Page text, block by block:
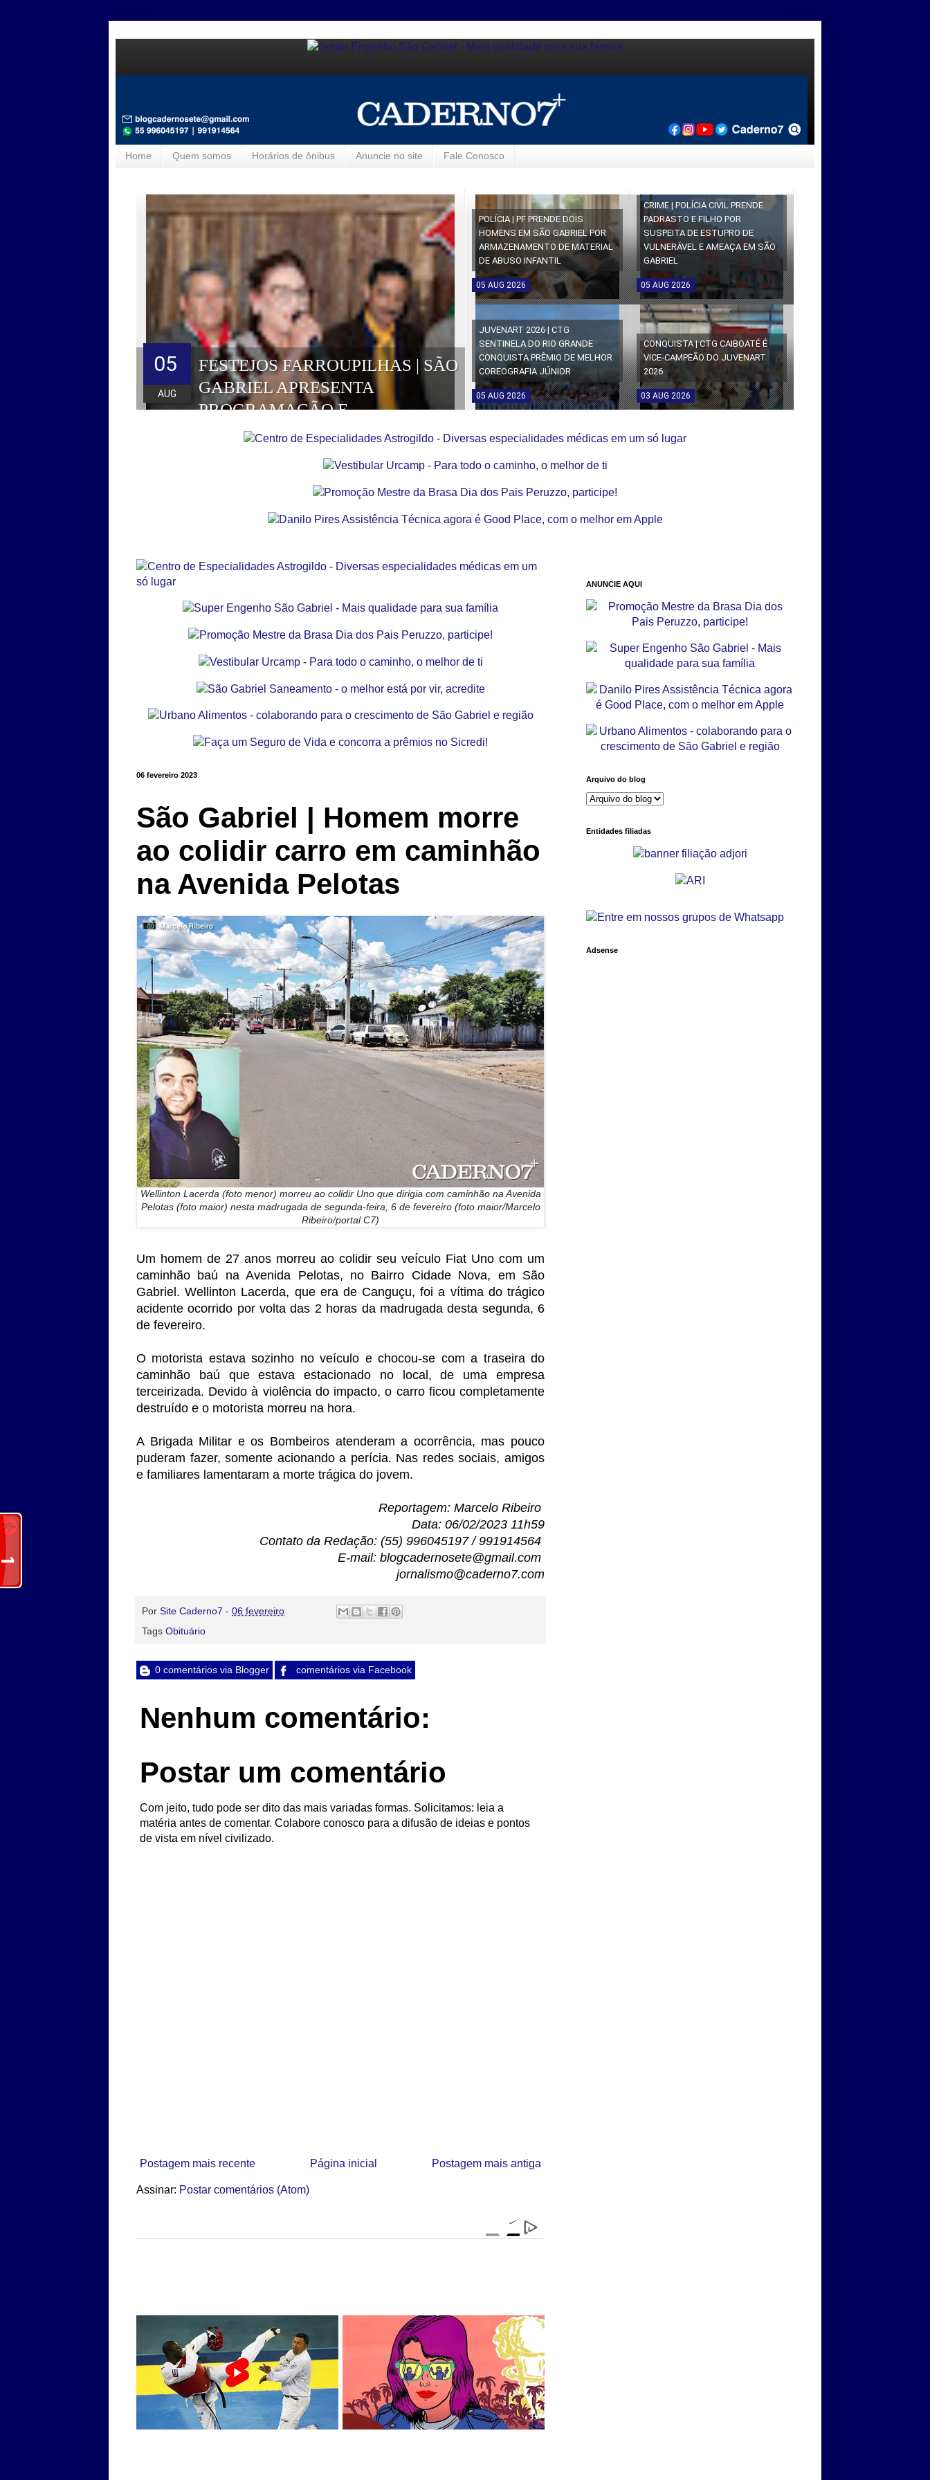
Home Quem somos Horários de ônibus Anuncie no site Fale Conosco
FESTEJOS FARROUPILHAS | SÃO
GABRIEL APRESENTA
PROGRAMAÇÃO E
HOMENAGEADOS DA EDIÇÃO
05
AUG
POLÍCIA | PF PRENDE DOIS
HOMENS EM SÃO GABRIEL POR
ARMAZENAMENTO DE MATERIAL
DE ABUSO INFANTIL
05 AUG 2026
CRIME | POLÍCIA CIVIL PRENDE
PADRASTO E FILHO POR
SUSPEITA DE ESTUPRO DE
VULNERÁVEL E AMEAÇA EM SÃO
GABRIEL
05 AUG 2026
JUVENART 2026 | CTG
SENTINELA DO RIO GRANDE
CONQUISTA PRÊMIO DE MELHOR
COREOGRAFIA JÚNIOR
05 AUG 2026
CONQUISTA | CTG CAIBOATÉ É
VICE-CAMPEÃO DO JUVENART
2026
03 AUG 2026
06 fevereiro 2023
São Gabriel | Homem morre
ao colidir carro em caminhão
na Avenida Pelotas
Wellinton Lacerda (foto menor) morreu ao colidir Uno que dirigia com caminhão na Avenida
Pelotas (foto maior) nesta madrugada de segunda-feira, 6 de fevereiro (foto maior/Marcelo
Ribeiro/portal C7)
Um homem de 27 anos morreu ao colidir seu veículo Fiat Uno com um
caminhão baú na Avenida Pelotas, no Bairro Cidade Nova, em São
Gabriel. Wellinton Lacerda, que era de Canguçu, foi a vítima do trágico
acidente ocorrido por volta das 2 horas da madrugada desta segunda, 6
de fevereiro.
O motorista estava sozinho no veículo e chocou-se com a traseira do
caminhão baú que estava estacionado no local, de uma empresa
terceirizada. Devido à violência do impacto, o carro ficou completamente
destruído e o motorista morreu na hora.
A Brigada Militar e os Bombeiros atenderam a ocorrência, mas pouco
puderam fazer, somente acionando a perícia. Nas redes sociais, amigos
e familiares lamentaram a morte trágica do jovem.
Reportagem: Marcelo Ribeiro
Data: 06/02/2023 11h59
Contato da Redação: (55) 996045197 / 991914564
E-mail: blogcadernosete@gmail.com
jornalismo@caderno7.com
Por Site Caderno7 - 06 fevereiro
Tags Obituário
0 comentários via Blogger comentários via Facebook
Nenhum comentário:
Postar um comentário
Com jeito, tudo pode ser dito das mais variadas formas. Solicitamos: leia a
matéria antes de comentar. Colabore conosco para a difusão de ideias e pontos
de vista em nível civilizado.
Postagem mais recente Postagem mais antiga
Página inicial
Assinar: Postar comentários (Atom)
ANUNCIE AQUI
Arquivo do blog
Entidades filiadas
Adsense